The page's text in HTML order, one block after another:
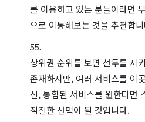
를 이용하고 있는 분들이라면
으로 이동해보는 것을 추천합
상위권 순위를 보면 선두를 지
존재하지만, 여러 서비스를 이
신, 통합된 서비스를 원한다면
적절한 선택이 될 것입니다.